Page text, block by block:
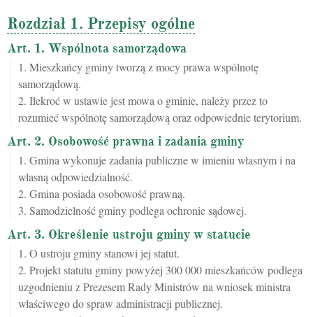
Rozdział 1. Przepisy ogólne
Art. 1. Wspólnota samorządowa
1. Mieszkańcy gminy tworzą z mocy prawa wspólnotę
samorządową.
2. Ilekroć w ustawie jest mowa o gminie, należy przez to
rozumieć wspólnotę samorządową oraz odpowiednie terytorium.
Art. 2. Osobowość prawna i zadania gminy
1. Gmina wykonuje zadania publiczne w imieniu własnym i na
własną odpowiedzialność.
2. Gmina posiada osobowość prawną.
3. Samodzielność gminy podlega ochronie sądowej.
Art. 3. Określenie ustroju gminy w statucie
1. O ustroju gminy stanowi jej statut.
2. Projekt statutu gminy powyżej 300 000 mieszkańców podlega
uzgodnieniu z Prezesem Rady Ministrów na wniosek ministra
właściwego do spraw administracji publicznej.